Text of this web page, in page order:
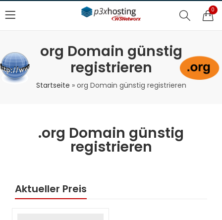
0
org Domain günstig
registrieren
Startseite » org Domain günstig registrieren
.org Domain günstig
registrieren
Aktueller Preis